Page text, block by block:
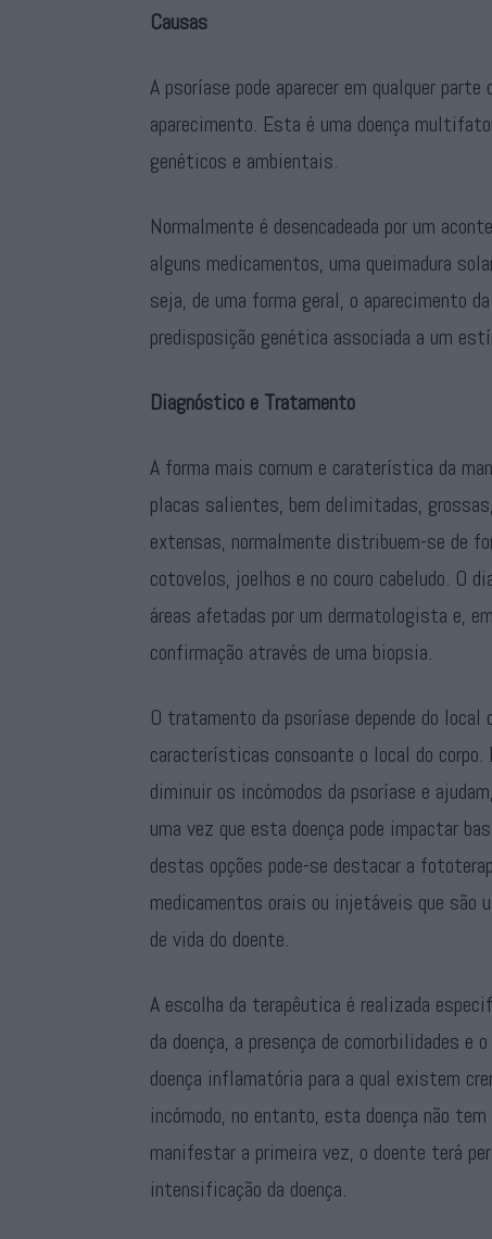
Causas
A psoríase pode aparecer em qualquer
aparecimento. Esta é uma doença
genéticos e ambientais.
Normalmente é desencadeada por um
alguns medicamentos, uma queimadura
seja, de uma forma geral, o aparecimento
predisposição genética associada a um
Diagnóstico e Tratamento
A forma mais comum e caraterística da
placas salientes, bem delimitadas,
extensas, normalmente distribuem-se de
cotovelos, joelhos e no couro cabeludo. O
áreas afetadas por um dermatologista e,
confirmação através de uma biopsia.
O tratamento da psoríase depende do
características consoante o local do
diminuir os incómodos da psoríase e
uma vez que esta doença pode impactar
destas opções pode-se destacar a
medicamentos orais ou injetáveis que são
de vida do doente.
A escolha da terapêutica é realizada
da doença, a presença de comorbilidades
doença inflamatória para a qual existem
incómodo, no entanto, esta doença não
manifestar a primeira vez, o doente terá
intensificação da doença.